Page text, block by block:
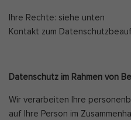
Ihre Rechte: siehe unten
Kontakt zum
Datenschutz im Rahmen von
Wir verarbeiten Ihre
auf Ihre Person im